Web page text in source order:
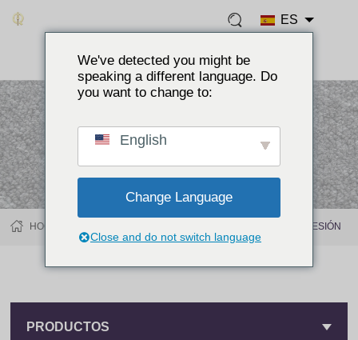
ES
HOGAR PARTE TRASERA CON BOTÓN A PRESIÓN
PRODUCTOS
We've detected you might be
speaking a different language. Do
you want to change to:
English
Change Language
Close and do not switch language